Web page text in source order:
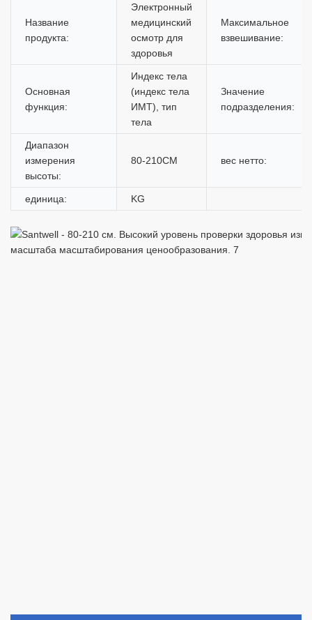
Название
продукта:
Электронный
медицинский
осмотр для
здоровья
Максимальное
взвешивание:
Основная
функция:
Индекс тела
(индекс тела
ИМТ), тип
тела
Значение
подразделения:
Диапазон
измерения
высоты:
80-210CM вес нетто:
единица: KG